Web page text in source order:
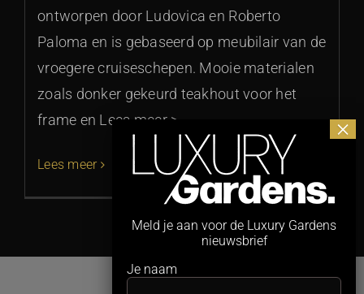
ontworpen door Ludovica en Roberto
Paloma en is gebaseerd op meubilair van de
vroegere cruiseschepen. Mooie materialen
zoals donker gekeurd teakhout voor het
frame en Lees meer >
Lees meer
Meld je aan voor de Luxury Gardens
nieuwsbrief
Je naam